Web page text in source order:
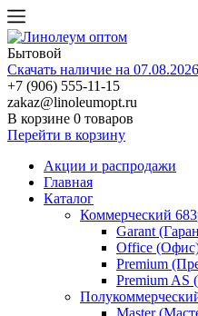
Бытовой
Скачать наличие на 07.08.2026
+7 (906) 555-11-15
zakaz@linoleumopt.ru
В корзине 0 товаров
Перейти в корзину
Акции и распродажи
Главная
Каталог
Коммерческий
Garant
Office
Premium
Premium AS
Master